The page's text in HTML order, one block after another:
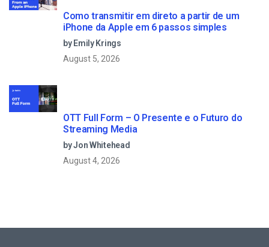
Como transmitir em direto a partir de um
iPhone da Apple em 6 passos simples
by Emily Krings
August 5, 2026
OTT Full Form – O Presente e o Futuro do
Streaming Media
by Jon Whitehead
August 4, 2026